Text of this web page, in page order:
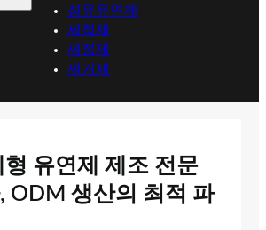
섬유유연제
세척제
세정제
제거제
유연제 제조 전문
ODM 생산의 최적 파